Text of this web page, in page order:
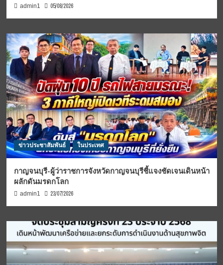
admin1 05/08/2026
ข่าวประชาสัมพันธ์ ในประเทศ
กาญจนบุรี-ผู้ว่าราชการจังหวัดกาญจนบุรีชี้แจงชัดเจนเดินหน้า
ผลักดันมรดกโลก
admin1 23/07/2026